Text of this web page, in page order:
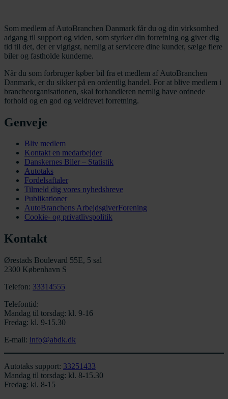
Som medlem af AutoBranchen Danmark får du og din virksomhed
adgang til support og viden, som styrker din forretning og giver dig
tid til det, der er vigtigst, nemlig at servicere dine kunder, sælge flere
biler og fastholde kunderne.
Når du som forbruger køber bil fra et medlem af AutoBranchen
Danmark, er du sikker på en ordentlig handel. For at blive medlem i
brancheorganisationen, skal forhandleren nemlig have ordnede
forhold og en god og veldrevet forretning.
Genveje
Bliv medlem
Kontakt en medarbejder
Danskernes Biler – Statistik
Autotaks
Fordelsaftaler
Tilmeld dig vores nyhedsbreve
Publikationer
AutoBranchens ArbejdsgiverForening
Cookie- og privatlivspolitik
Kontakt
Ørestads Boulevard 55E, 5 sal
2300 København S
Telefon: 33314555
Telefontid:
Mandag til torsdag: kl. 9-16
Fredag: kl. 9-15.30
E-mail: info@abdk.dk
Autotaks support: 33251433
Mandag til torsdag: kl. 8-15.30
Fredag: kl. 8-15